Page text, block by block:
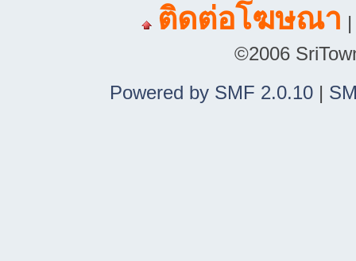
ติดต่อโฆษณา
©2006
Powered by SMF 2.0.10|